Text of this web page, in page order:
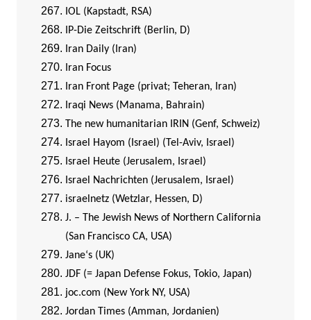
IOL (Kapstadt, RSA)
IP-Die Zeitschrift (Berlin, D)
Iran Daily (Iran)
Iran Focus
Iran Front Page (privat; Teheran, Iran)
Iraqi News (Manama, Bahrain)
The new humanitarian IRIN (Genf, Schweiz)
Israel Hayom (Israel) (Tel-Aviv, Israel)
Israel Heute (Jerusalem, Israel)
Israel Nachrichten (Jerusalem, Israel)
israelnetz (Wetzlar, Hessen, D)
J. – The Jewish News of Northern California
(San Francisco CA, USA)
Jane‘s (UK)
JDF (= Japan Defense Fokus, Tokio, Japan)
joc.com (New York NY, USA)
Jordan Times (Amman, Jordanien)